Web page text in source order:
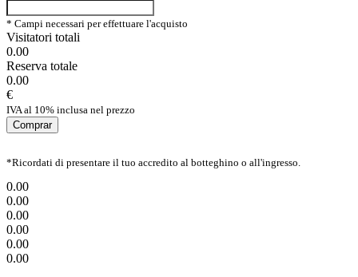
* Campi necessari per effettuare l'acquisto
Visitatori totali
0.00
Reserva totale
0.00
€
IVA al 10% inclusa nel prezzo
Comprar
*Ricordati di presentare il tuo accredito al botteghino o all'ingresso.
0.00
0.00
0.00
0.00
0.00
0.00